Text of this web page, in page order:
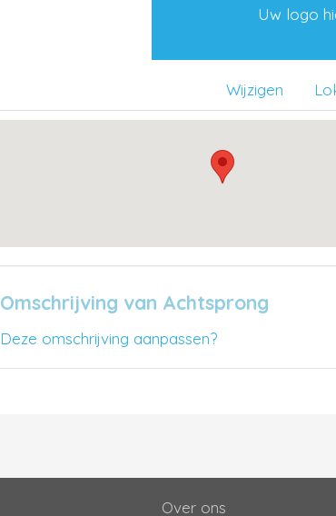
Uw logo
Wijzigen
Omschrijving van Achtsprong
Deze omschrijving aanpassen?
Over ons